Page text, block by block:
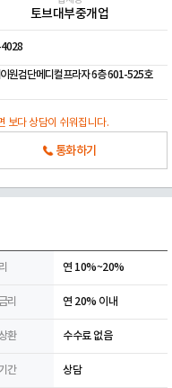
토브대부중개업
4028
원검단메디컬프라자 6층 601-525호
보다 상담이 쉬워집니다.
통화하기
연 10%~20%
리 연 20% 이내
환 수수료 없음
간 상담